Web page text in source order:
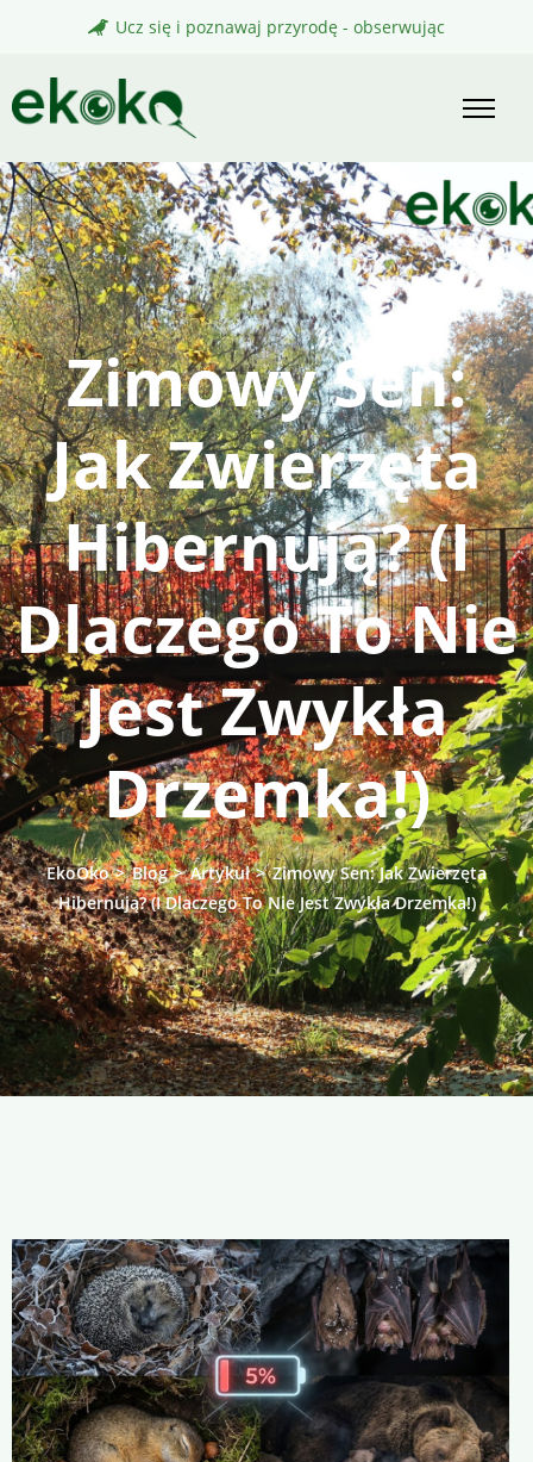
content
Ucz się i poznawaj przyrodę - obserwując
Zimowy Sen:
Jak Zwierzęta
Hibernują? (I
Dlaczego To Nie
Jest Zwykła
Drzemka!)
EkoOko>Blog>Artykuł>Zimowy Sen: Jak Zwierzęta
Hibernują? (I Dlaczego To Nie Jest Zwykła Drzemka!)